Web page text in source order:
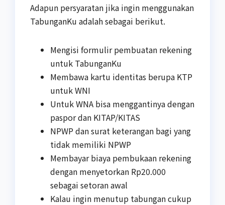
Adapun persyaratan jika ingin menggunakan
TabunganKu adalah sebagai berikut.
Mengisi formulir pembuatan rekening
untuk TabunganKu
Membawa kartu identitas berupa KTP
untuk WNI
Untuk WNA bisa menggantinya dengan
paspor dan KITAP/KITAS
NPWP dan surat keterangan bagi yang
tidak memiliki NPWP
Membayar biaya pembukaan rekening
dengan menyetorkan Rp20.000
sebagai setoran awal
Kalau ingin menutup tabungan cukup